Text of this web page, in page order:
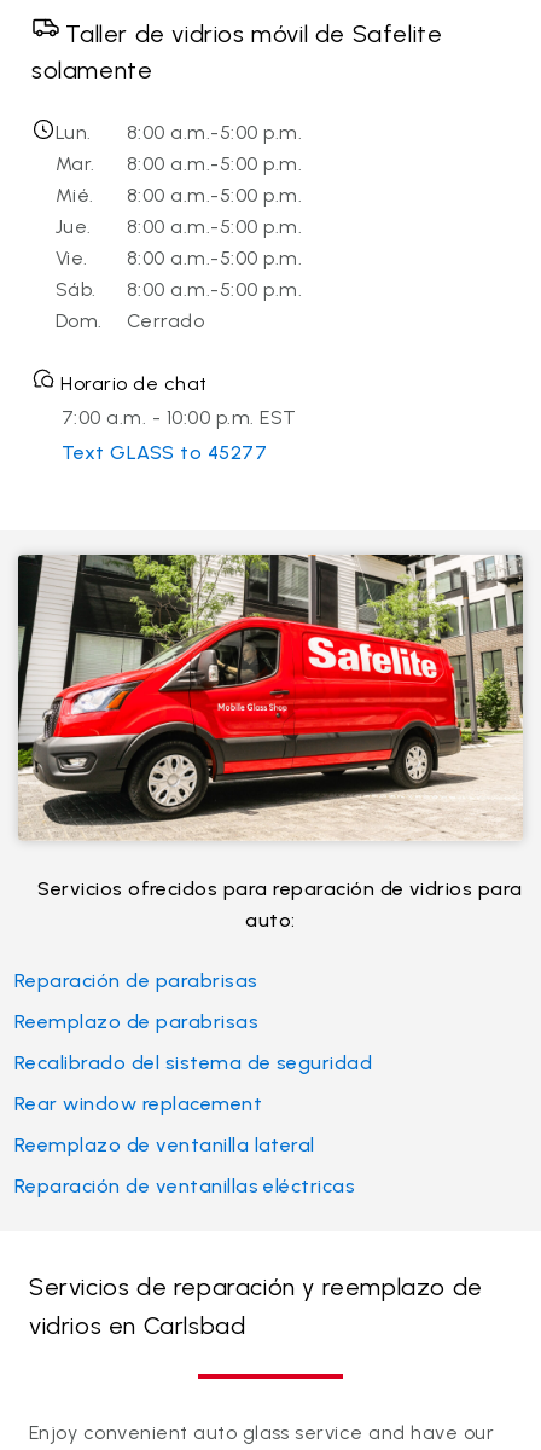
Taller de vidrios móvil de Safelite
solamente
Lun.
8:00 a.m.-5:00 p.m.
Mar.
8:00 a.m.-5:00 p.m.
Mié.
8:00 a.m.-5:00 p.m.
Jue.
8:00 a.m.-5:00 p.m.
Vie.
8:00 a.m.-5:00 p.m.
Sáb.
8:00 a.m.-5:00 p.m.
Dom.
Cerrado
Horario de chat
7:00 a.m. - 10:00 p.m. EST
Text GLASS to 45277
Servicios ofrecidos para reparación de vidrios para
auto:
Reparación de parabrisas
Reemplazo de parabrisas
Recalibrado del sistema de seguridad
Rear window replacement
Reemplazo de ventanilla lateral
Reparación de ventanillas eléctricas
Servicios de reparación y reemplazo de
vidrios en Carlsbad
Enjoy convenient auto glass service and have our